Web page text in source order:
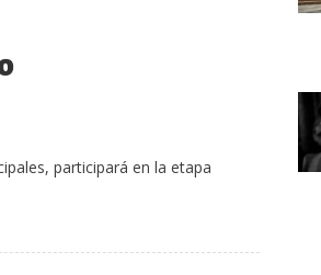
participará en la etapa